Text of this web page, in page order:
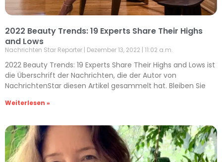
2022 Beauty Trends: 19 Experts Share Their Highs
and Lows
Nachrichten Star Reporter Dezember 13, 2022 11:02 a.m.
2022 Beauty Trends: 19 Experts Share Their Highs and Lows ist
die Überschrift der Nachrichten, die der Autor von
NachrichtenStar diesen Artikel gesammelt hat. Bleiben Sie
Weiterlesen »